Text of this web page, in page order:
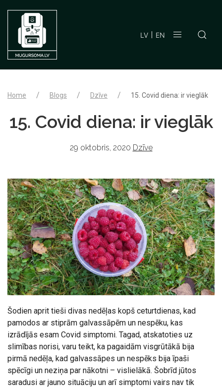
LV EN
Home Blogs Dzīve 15. Covid diena: ir vieglāk
15. Covid diena: ir vieglāk
29 oktobris, 2020 Dzīve
Šodien aprit tieši divas nedēļas kopš ceturtdienas, kad
pamodos ar stiprām galvassāpēm un nespēku, kas
izrādījās esam Covid simptomi. Tagad, atskatoties uz
slimības norisi, varu teikt, ka pagaidām visgrūtākā bija
pirmā nedēļa, kad galvassāpes un nespēks bija īpaši
spēcīgi un neziņa par nākotni – vislielākā. Šobrīd jūtos
saradusi ar jauno situāciju un arī simptomi vairs nav tik